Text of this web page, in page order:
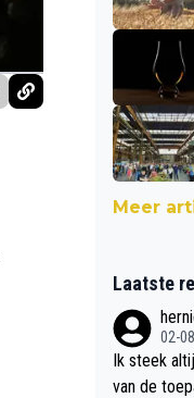
Meer
Laatste
02-
Ik steek
van de